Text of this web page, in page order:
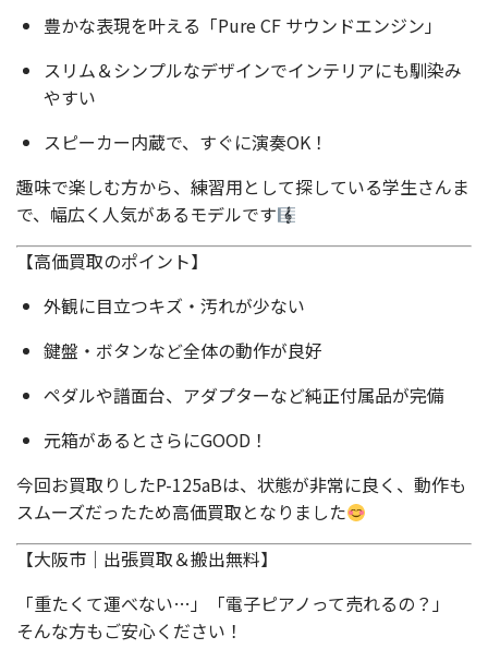
豊かな表現を叶える「Pure CF サウンドエンジン」
スリム＆シンプルなデザインでインテリアにも馴染み
やすい
スピーカー内蔵で、すぐに演奏OK！
趣味で楽しむ方から、練習用として探している学生さんま
で、幅広く人気があるモデルです
【高価買取のポイント】
外観に目立つキズ・汚れが少ない
鍵盤・ボタンなど全体の動作が良好
ペダルや譜面台、アダプターなど純正付属品が完備
元箱があるとさらにGOOD！
今回お買取りしたP-125aBは、状態が非常に良く、動作も
スムーズだったため高価買取となりました
【大阪市｜出張買取＆搬出無料】
「重たくて運べない…」「電子ピアノって売れるの？」
そんな方もご安心ください！